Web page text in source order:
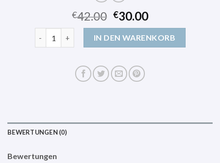
€42.00 €30.00
IN DEN WARENKORB
BEWERTUNGEN (0)
Bewertungen